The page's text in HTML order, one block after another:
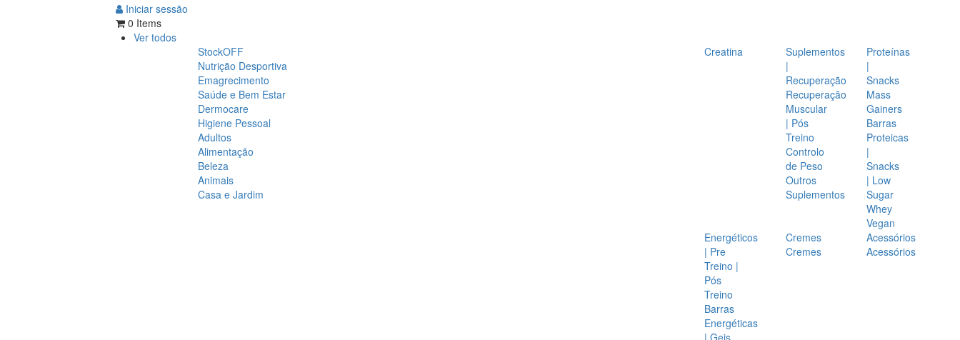
Iniciar sessão
0 Items
Ver todos
StockOFF
Nutrição Desportiva
Emagrecimento
Saúde e Bem Estar
Dermocare
Higiene Pessoal
Adultos
Alimentação
Beleza
Animais
Casa e Jardim
Creatina
Suplementos
|
Recuperação
Recuperação
Muscular
| Pós
Treino
Controlo
de Peso
Outros
Suplementos
Proteínas
|
Snacks
Mass
Gainers
Barras
Proteicas
|
Snacks
| Low
Sugar
Whey
Vegan
Energéticos
| Pre
Treino |
Pós
Treino
Barras
Energéticas
| Geis
Cremes
Cremes
Acessórios
Acessórios